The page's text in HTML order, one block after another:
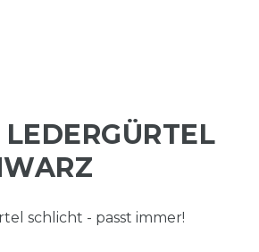
schlicht - passt immer!